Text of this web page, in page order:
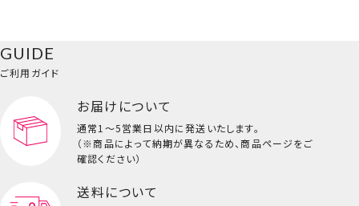
GUIDE
ご利用ガイド
お届けについて
通常1～5営業日以内に発送いたします。
（※商品によって納期が異なるため、商品ページをご
確認ください）
送料について